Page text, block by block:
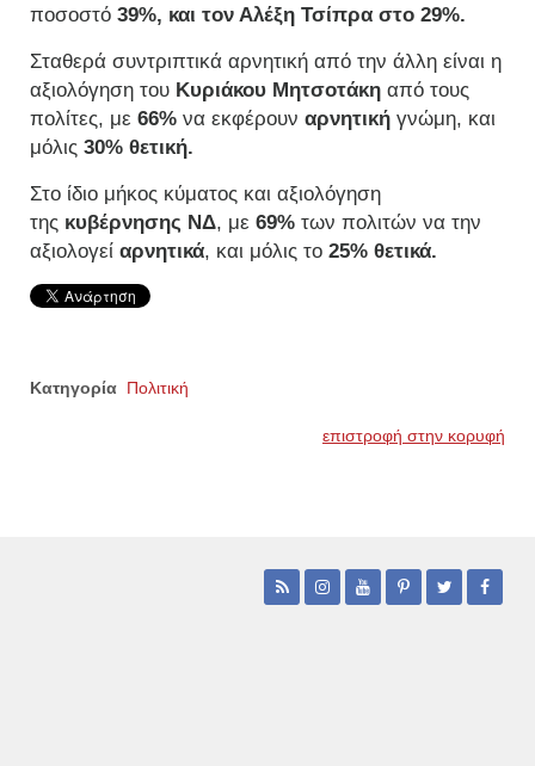
ποσοστό 39%, και τον Αλέξη Τσίπρα στο 29%.
Σταθερά συντριπτικά αρνητική από την άλλη είναι η
αξιολόγηση του Κυριάκου Μητσοτάκη από τους
πολίτες, με 66% να εκφέρουν αρνητική γνώμη, και
μόλις 30% θετική.
Στο ίδιο μήκος κύματος και αξιολόγηση
της κυβέρνησης ΝΔ, με 69% των πολιτών να την
αξιολογεί αρνητικά, και μόλις το 25% θετικά.
Κατηγορία Πολιτική
επιστροφή στην κορυφή